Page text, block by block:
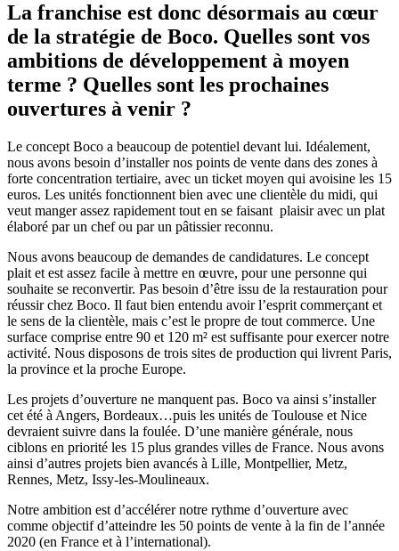
La franchise est donc désormais au cœur
de la stratégie de Boco. Quelles sont vos
ambitions de développement à moyen
terme ? Quelles sont les prochaines
ouvertures à venir ?
Le concept Boco a beaucoup de potentiel devant lui. Idéalement,
nous avons besoin d’installer nos points de vente dans des zones à
forte concentration tertiaire, avec un ticket moyen qui avoisine les 15
euros. Les unités fonctionnent bien avec une clientèle du midi, qui
veut manger assez rapidement tout en se faisant plaisir avec un plat
élaboré par un chef ou par un pâtissier reconnu.
Nous avons beaucoup de demandes de candidatures. Le concept
plait et est assez facile à mettre en œuvre, pour une personne qui
souhaite se reconvertir. Pas besoin d’être issu de la restauration pour
réussir chez Boco. Il faut bien entendu avoir l’esprit commerçant et
le sens de la clientèle, mais c’est le propre de tout commerce. Une
surface comprise entre 90 et 120 m² est suffisante pour exercer notre
activité. Nous disposons de trois sites de production qui livrent Paris,
la province et la proche Europe.
Les projets d’ouverture ne manquent pas. Boco va ainsi s’installer
cet été à Angers, Bordeaux…puis les unités de Toulouse et Nice
devraient suivre dans la foulée. D’une manière générale, nous
ciblons en priorité les 15 plus grandes villes de France. Nous avons
ainsi d’autres projets bien avancés à Lille, Montpellier, Metz,
Rennes, Metz, Issy-les-Moulineaux.
Notre ambition est d’accélérer notre rythme d’ouverture avec
comme objectif d’atteindre les 50 points de vente à la fin de l’année
2020 (en France et à l’international).